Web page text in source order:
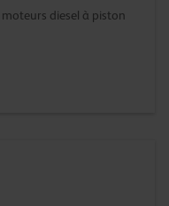
diesel à piston